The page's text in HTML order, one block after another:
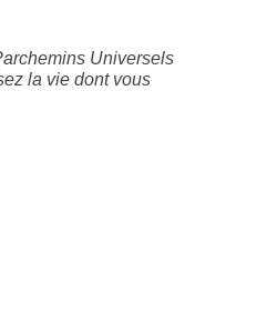
Universels
la vie dont vous